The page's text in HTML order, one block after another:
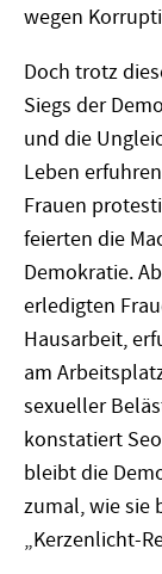
wegen
Doch trotz
Siegs der
und die
Leben
Frauen
feierten die
Demokratie.
erledigten
Hausarbeit,
am
sexueller
konstatiert
bleibt die
zumal, wie sie
„Kerzenlicht-